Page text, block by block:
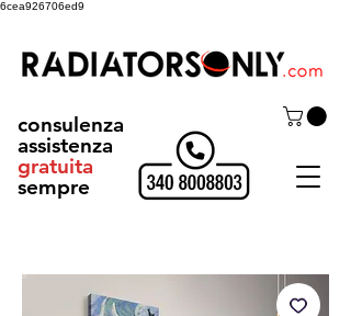
6cea926706ed9
consulenza
assistenza
gratuita
sempre